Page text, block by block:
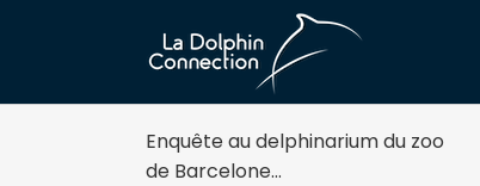
Enquête au delphinarium du zoo
de Barcelone…